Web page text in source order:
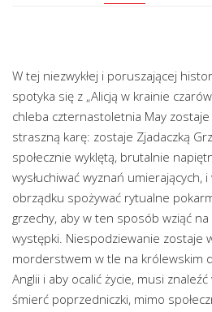
W tej niezwykłej i poruszającej
spotyka się z „Alicją w krainie
chleba czternastoletnia May
straszną karę: zostaje Zjadaczką
społecznie wyklętą, brutalnie
wysłuchiwać wyznań umierających,
obrządku spożywać rytualne
grzechy, aby w ten sposób wziąć
występki. Niespodziewanie zostaje
morderstwem w tle na królewskim
Anglii i aby ocalić życie, musi
śmierć poprzedniczki, mimo